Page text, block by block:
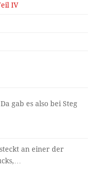
IV
gab es also bei Steg
an einer der